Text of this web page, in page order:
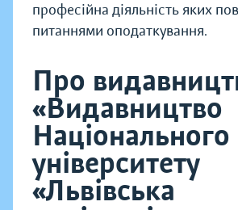
професійна діяльність яких
питаннями оподаткування.
Про
«Видавництво
Національного
університету
«Львівська